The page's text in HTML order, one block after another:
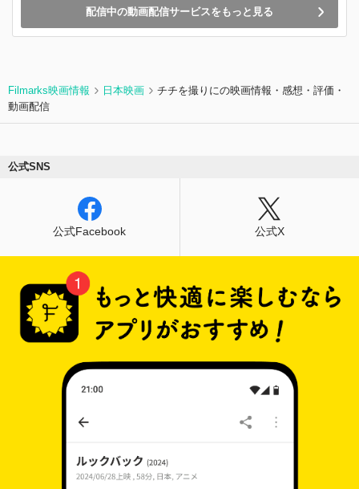
配信中の動画配信サービスをもっと見る
Filmarks映画情報 日本映画
チチを撮りにの映画情報・感想・評価・
動画配信
公式SNS
公式Facebook 公式X